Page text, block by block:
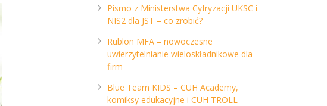
Pismo z Ministerstwa Cyfryzacji UKSC i
NIS2 dla JST – co zrobić?
Rublon MFA – nowoczesne
uwierzytelnianie wieloskładnikowe dla
firm
Blue Team KIDS – CUH Academy,
komiksy edukacyjne i CUH TROLL